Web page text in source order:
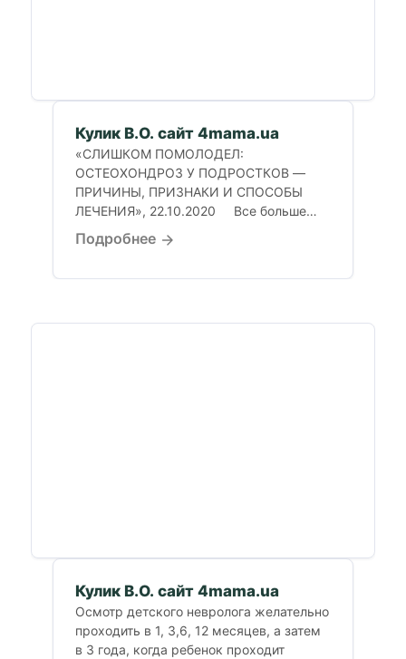
Кулик В.О. сайт 4mama.ua
«СЛИШКОМ ПОМОЛОДЕЛ:
ОСТЕОХОНДРОЗ У ПОДРОСТКОВ —
ПРИЧИНЫ, ПРИЗНАКИ И СПОСОБЫ
ЛЕЧЕНИЯ», 22.10.2020 Все больше
детей и подростков на...
Подробнее
Кулик В.О. сайт 4mama.ua
Осмотр детского невролога желательно
проходить в 1, 3,6, 12 месяцев, а затем
в 3 года, когда ребенок проходит